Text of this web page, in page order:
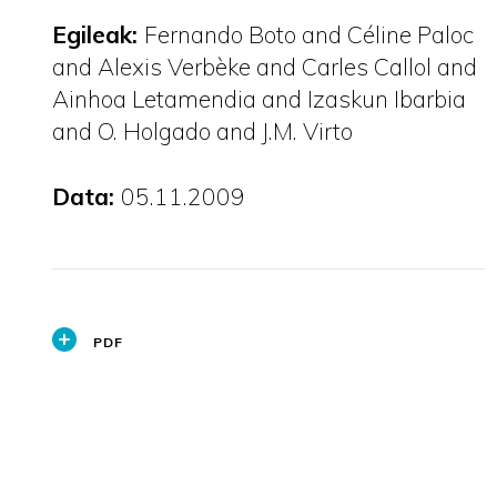
Egileak: Fernando Boto and Céline Paloc
and Alexis Verbèke and Carles Callol and
Ainhoa Letamendia and Izaskun Ibarbia
and O. Holgado and J.M. Virto
Data: 05.11.2009
PDF